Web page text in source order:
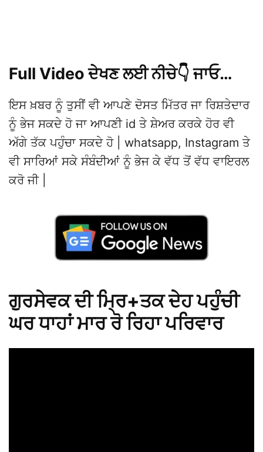
Full Video ਦੇਖਣ ਲਈ ਨੀਚੇ👇 ਜਾਓ…
ਇਸ ਖ਼ਬਰ ਨੂੰ ਤੁਸੀਂ ਵੀ ਆਪਣੇ ਦੋਸਤ ਮਿੱਤਰ ਜਾ ਰਿਸ਼ਤੇਦਾਰ
ਨੂੰ ਭੇਜ ਸਕਦੇ ਹੋ ਜਾ ਆਪਣੀ id ਤੇ ਸ਼ੇਅਰ ਕਰਕੇ ਹੋਰ ਵੀ
ਅੱਗੇ ਤੱਕ ਪਹੁੰਚਾ ਸਕਦੇ ਹੋ | whatsapp, Instagram ਤੇ
ਵੀ ਸਾਰਿਆਂ ਸਕੇ ਸੰਬੰਦੀਆਂ ਨੂੰ ਭੇਜ ਕੇ ਵੱਧ ਤੋਂ ਵੱਧ ਵਾਇਰਲ
ਕਰੋ ਜੀ |
ਗੁਰਸੇਵਕ ਦੀ ਮ੍ਰਿ+ਤਕ ਦੇਹ ਪਹੁੰਚੀ
ਘਰ ਧਾਹਾਂ ਮਾਰ ਰੋ ਰਿਹਾ ਪਰਿਵਾਰ